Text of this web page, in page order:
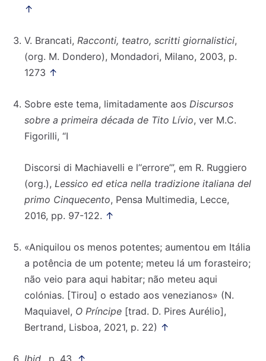
↑
V. Brancati, Racconti, teatro, scritti giornalistici,
(org. M. Dondero), Mondadori, Milano, 2003, p.
1273 ↑
Sobre este tema, limitadamente aos Discursos
sobre a primeira década de Tito Lívio, ver M.C.
Figorilli, “I
Discorsi di Machiavelli e l’‘errore’”, em R. Ruggiero
(org.), Lessico ed etica nella tradizione italiana del
primo Cinquecento, Pensa Multimedia, Lecce,
2016, pp. 97-122. ↑
«Aniquilou os menos potentes; aumentou em Itália
a potência de um potente; meteu lá um forasteiro;
não veio para aqui habitar; não meteu aqui
colónias. [Tirou] o estado aos venezianos» (N.
Maquiavel, O Príncipe [trad. D. Pires Aurélio],
Bertrand, Lisboa, 2021, p. 22) ↑